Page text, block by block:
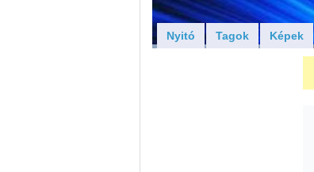
Nyitó Tagok Képek